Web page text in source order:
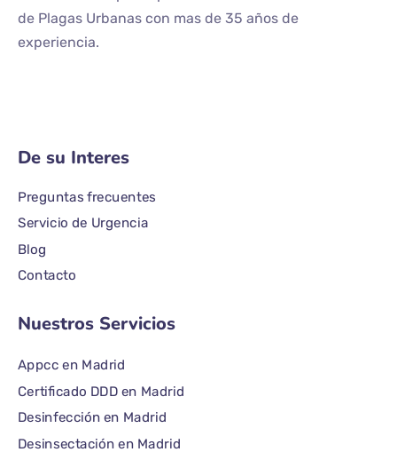
de Plagas Urbanas con mas de 35 años de
experiencia.
De su Interes
Preguntas frecuentes
Servicio de Urgencia
Blog
Contacto
Nuestros Servicios
Appcc en Madrid
Certificado DDD en Madrid
Desinfección en Madrid
Desinsectación en Madrid